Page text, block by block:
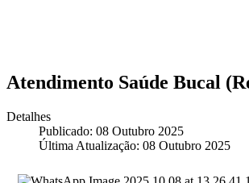
Atendimento Saúde Bucal
Detalhes
Publicado: 08 Outubro 2025
Última Atualização: 08 Outubro 2025